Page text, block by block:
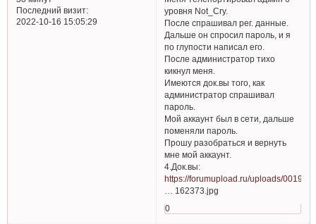
Последний визит:
2022-10-16 15:05:29
уровня Not_Cry.
После спрашивал рег. данные.
Дальше он спросил пароль, и я
по глупости написал его.
После администратор тихо
кикнул меня.
Имеются док.вы того, как
администратор спрашивал
пароль.
Мой аккаунт был в сети, дальше
поменяли пароль.
Прошу разобраться и вернуть
мне мой аккаунт.
4.Док.вы:
https://forumupload.ru/uploads/0019/
… 162373.jpg
0